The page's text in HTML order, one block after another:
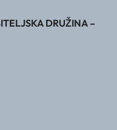
DRUŽINA –